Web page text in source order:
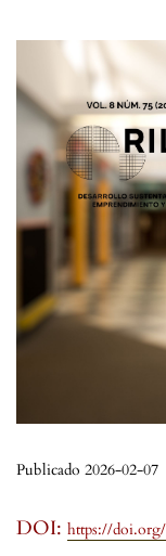
DOI: https://
Publicado 2026-02-07